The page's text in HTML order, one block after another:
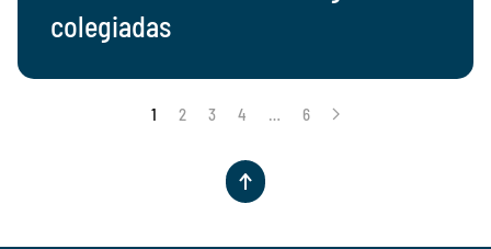
colegiadas
1 2 3 4 … 6